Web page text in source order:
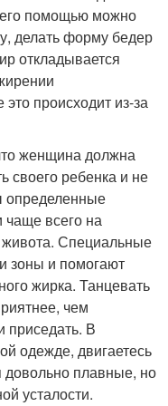
помощью можно
делать форму бедер
откладывается
происходит из-за
женщина должна
своего ребенка и не
определенные
всего на
живота. Специальные
зоны и помогают
жирка. Танцевать
чем
приседать. В
одежде, двигаетесь
плавные, но
усталости.